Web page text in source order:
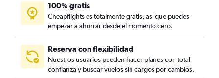
100% gratis
Cheapflights es totalmente gratis, así que puedes
empezar a ahorrar desde el momento cero.
Reserva con flexibilidad
Nuestros usuarios pueden hacer planes con total
confianza y buscar vuelos sin cargos por cambios.